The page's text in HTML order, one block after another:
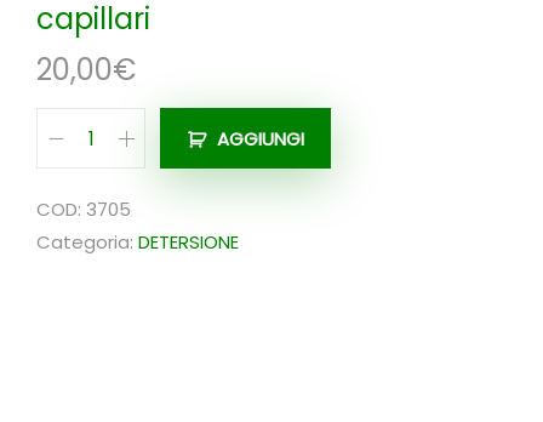
capillari
20,00€
A
q
u
AGGIUNGI
COD: 3705
Categoria: DETERSIONE